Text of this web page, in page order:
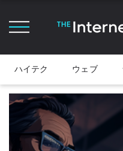
ハイテク ウェブ